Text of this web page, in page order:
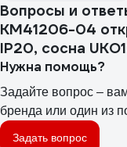
Вопросы и
КМ41206-04
IP20, сосна
Нужна помощь?
Задайте вопрос –
бренда или один из
Задать вопрос